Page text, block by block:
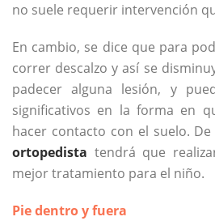
no suele requerir intervención
En cambio, se dice que para
correr descalzo y así se
padecer alguna lesión, y
significativos en la forma en
hacer contacto con el suelo.
ortopedista tendrá que
mejor tratamiento para el niño.
Pie dentro y fuera